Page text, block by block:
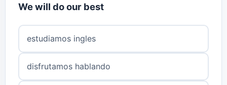
We will do our best
estudiamos ingles
disfrutamos hablando